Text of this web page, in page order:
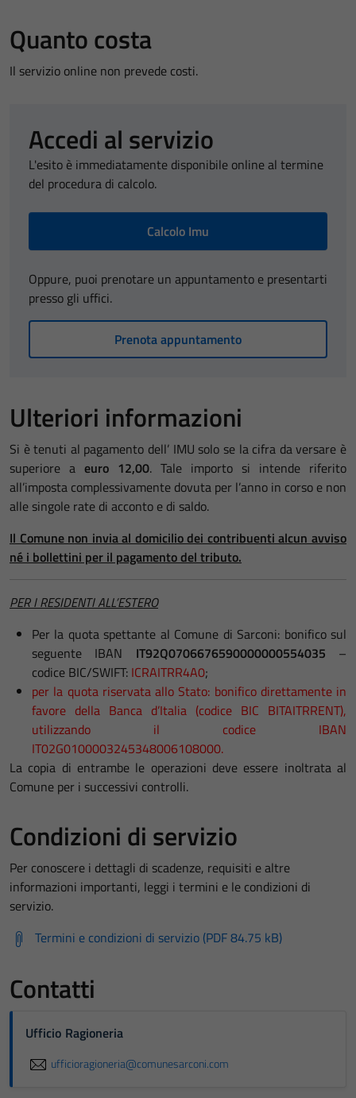
Quanto costa
Il servizio online non prevede costi.
Accedi al servizio
L'esito è immediatamente disponibile online al termine
del procedura di calcolo.
Calcolo Imu
Oppure, puoi prenotare un appuntamento e presentarti
presso gli uffici.
Prenota appuntamento
Ulteriori informazioni
Si è tenuti al pagamento dell’ IMU solo se la cifra da versare è
superiore a euro 12,00. Tale importo si intende riferito
all’imposta complessivamente dovuta per l’anno in corso e non
alle singole rate di acconto e di saldo.
Il Comune non invia al domicilio dei contribuenti alcun avviso
né i bollettini per il pagamento del tributo.
PER I RESIDENTI ALL’ESTERO
Per la quota spettante al Comune di Sarconi: bonifico sul
seguente IBAN IT92Q0706676590000000554035 –
codice BIC/SWIFT: ICRAITRR4A0;
per la quota riservata allo Stato: bonifico direttamente in
favore della Banca d’Italia (codice BIC BITAITRRENT),
utilizzando il codice IBAN
IT02G0100003245348006108000.
La copia di entrambe le operazioni deve essere inoltrata al
Comune per i successivi controlli.
Condizioni di servizio
Per conoscere i dettagli di scadenze, requisiti e altre
informazioni importanti, leggi i termini e le condizioni di
servizio.
Termini e condizioni di servizio (PDF 84.75 kB)
Contatti
Ufficio Ragioneria
ufficioragioneria@comunesarconi.com